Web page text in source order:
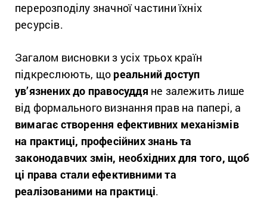
перерозподілу значної частини їхніх
ресурсів.
Загалом висновки з усіх трьох країн
підкреслюють, що реальний доступ
ув’язнених до правосуддя не залежить лише
від формального визнання прав на папері, а
вимагає створення ефективних механізмів
на практиці, професійних знань та
законодавчих змін, необхідних для того, щоб
ці права стали ефективними та
реалізованими на практиці.